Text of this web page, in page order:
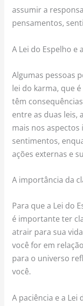
assumir a
pensamentos,
A Lei do Espelho e
Algumas pessoas
lei do karma, que
têm
entre as duas leis,
mais nos
sentimentos,
ações externas e
A importância da
Para que a Lei do
é importante ter
atrair para sua
você for em
para o universo
você.
A paciência e a Lei